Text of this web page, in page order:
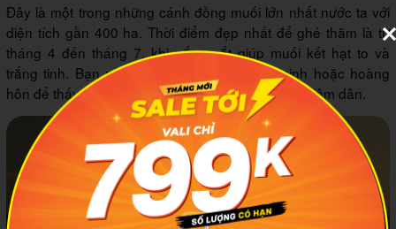
Đây là một trong những cánh đồng muối lớn nhất nước ta với
diện tích gần 400 ha. Thời điểm đẹp nhất để ghé thăm là từ
tháng 4 đến tháng 7, khi nắng gắt giúp muối kết hạt to và
trắng tinh. Bạn nên đến đây vào lúc bình minh hoặc hoàng
hôn để thấy vẻ đẹp lao động đầy cảm hứng của diêm dân.